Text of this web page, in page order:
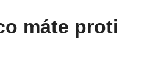
máte proti